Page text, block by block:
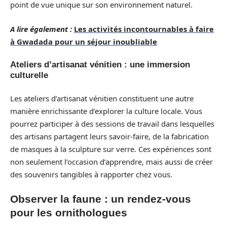
point de vue unique sur son environnement naturel.
A lire également : Les activités incontournables à faire
à Gwadada pour un séjour inoubliable
Ateliers d’artisanat vénitien : une immersion
culturelle
Les ateliers d’artisanat vénitien constituent une autre
manière enrichissante d’explorer la culture locale. Vous
pourrez participer à des sessions de travail dans lesquelles
des artisans partagent leurs savoir-faire, de la fabrication
de masques à la sculpture sur verre. Ces expériences sont
non seulement l’occasion d’apprendre, mais aussi de créer
des souvenirs tangibles à rapporter chez vous.
Observer la faune : un rendez-vous
pour les ornithologues